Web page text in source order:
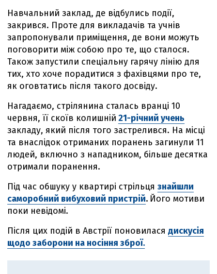
Навчальний заклад, де відбулись події,
закрився. Проте для викладачів та учнів
запропонували приміщення, де вони можуть
поговорити між собою про те, що сталося.
Також запустили спеціальну гарячу лінію для
тих, хто хоче порадитися з фахівцями про те,
як оговтатись після такого досвіду.
Нагадаємо, стрілянина сталась вранці 10
червня, її скоїв колишній 21-річний учень
закладу, який після того застрелився. На місці
та внаслідок отриманих поранень загинули 11
людей, включно з нападником, більше десятка
отримали поранення.
Під час обшуку у квартирі стрільця знайшли
саморобний вибуховий пристрій. Його мотиви
поки невідомі.
Після цих подій в Австрії поновилася дискусія
щодо заборони на носіння зброї.